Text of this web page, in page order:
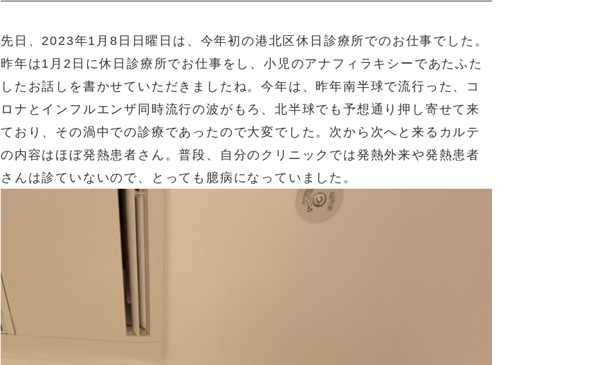
先日、2023年1月8日日曜日は、今年初の港北区休日診療所でのお仕事でした。
昨年は1月2日に休日診療所でお仕事をし、小児のアナフィラキシーであたふた
したお話しを書かせていただきましたね。今年は、昨年南半球で流行った、コ
ロナとインフルエンザ同時流行の波がもろ、北半球でも予想通り押し寄せて来
ており、その渦中での診療であったので大変でした。次から次へと来るカルテ
の内容はほぼ発熱患者さん。普段、自分のクリニックでは発熱外来や発熱患者
さんは診ていないので、とっても臆病になっていました。